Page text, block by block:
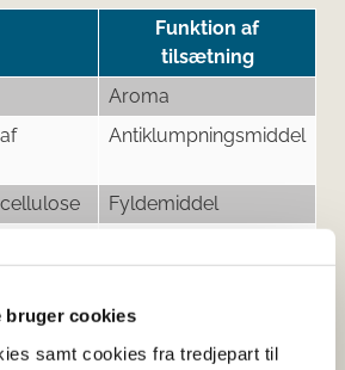
bruger cookies
samt cookies fra tredjepart til
Funktion af
tilsætning
Aroma
Antiklumpningsmiddel
Fyldemiddel
Aroma
Sødestof